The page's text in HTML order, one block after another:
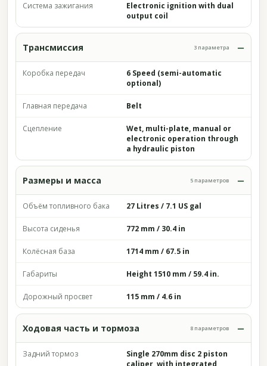
Система зажигания
Electronic ignition with dual
output coil
Трансмиссия 3 параметра
Коробка передач
6 Speed (semi-automatic
optional)
Главная передача Belt
Сцепление
Wet, multi-plate, manual or
electronic operation through
a hydraulic piston
Размеры и масса 5 параметров
Объём топливного бака 27 Litres / 7.1 US gal
Высота сиденья 772 mm / 30.4 in
Колёсная база 1714 mm / 67.5 in
Габариты Height 1510 mm / 59.4 in.
Дорожный просвет 115 mm / 4.6 in
Ходовая часть и тормоза 8 параметров
Задний тормоз
Single 270mm disc 2 piston
caliper, with integrated